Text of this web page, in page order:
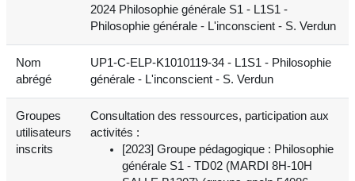
2024 Philosophie générale S1 - L1S1 -
Philosophie générale - L'inconscient - S. Verdun
Nom
abrégé
UP1-C-ELP-K1010119-34 - L1S1 - Philosophie
générale - L'inconscient - S. Verdun
Groupes
utilisateurs
inscrits
Consultation des ressources, participation aux
activités :
[2023] Groupe pédagogique : Philosophie
générale S1 - TD02 (MARDI 8H-10H